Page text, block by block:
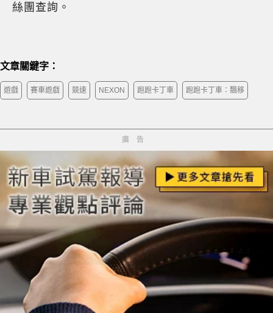
絲團查詢。
文章關鍵字：
遊戲 賽車遊戲 競速 NEXON 跑跑卡丁車 跑跑卡丁車：飄移
廣告